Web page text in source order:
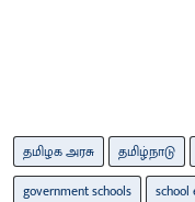
தமிழக அரசு தமிழ்நாடு
government schools
school